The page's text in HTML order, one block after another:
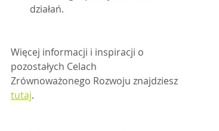
działań.
Więcej informacji i inspiracji o
pozostałych Celach
Zrównoważonego Rozwoju znajdziesz
tutaj.